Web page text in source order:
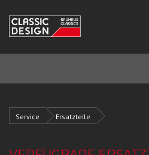
Service Ersatzteile